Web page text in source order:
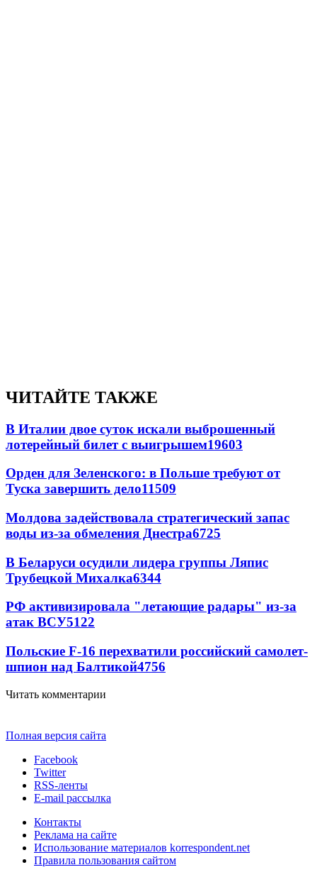
ЧИТАЙТЕ ТАКЖЕ
В Италии двое суток искали выброшенный
лотерейный билет с выигрышем19603
Орден для Зеленского: в Польше требуют от
Туска завершить дело11509
Молдова задействовала стратегический запас
воды из-за обмеления Днестра6725
В Беларуси осудили лидера группы Ляпис
Трубецкой Михалка6344
РФ активизировала "летающие радары" из-за
атак ВСУ5122
Польские F-16 перехватили российский самолет-
шпион над Балтикой4756
Читать комментарии
Полная версия сайта
Facebook
Twitter
RSS-ленты
E-mail рассылка
Контакты
Реклама на сайте
Использование материалов korrespondent.net
Правила пользования сайтом